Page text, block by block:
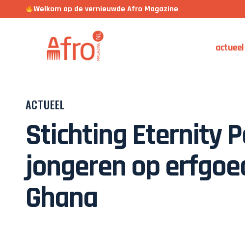
Welkom op de vernieuwde Afro Magazine
actueel
ACTUEEL
Stichting Eternity
jongeren op
Ghana